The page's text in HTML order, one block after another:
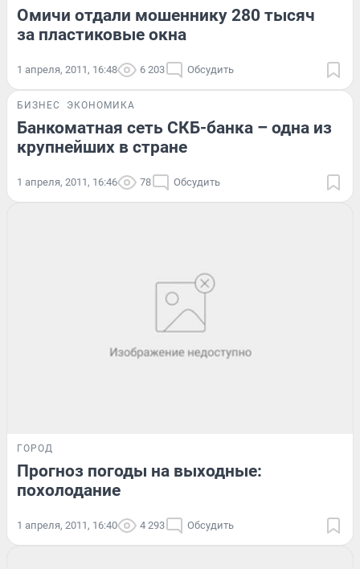
Омичи отдали мошеннику 280 тысяч
за пластиковые окна
1 апреля, 2011, 16:48 6 203 Обсудить
БИЗНЕС ЭКОНОМИКА
Банкоматная сеть СКБ-банка – одна из
крупнейших в стране
1 апреля, 2011, 16:46 78 Обсудить
ГОРОД
Прогноз погоды на выходные:
похолодание
1 апреля, 2011, 16:40 4 293 Обсудить